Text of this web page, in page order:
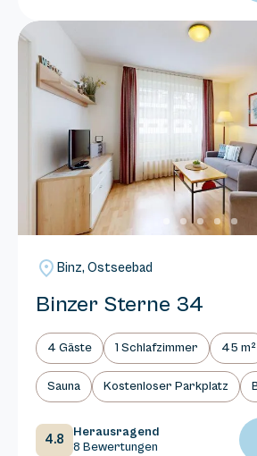
Binz, Ostseebad
Binzer Sterne 34
4 Gäste 1 Schlafzimmer 45 m²
Sauna Kostenloser Parkplatz
4.8
Herausragend
8 Bewertungen